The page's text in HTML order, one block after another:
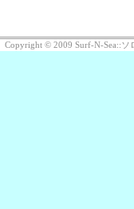
Copyright © 2009 Surf-N-Sea::